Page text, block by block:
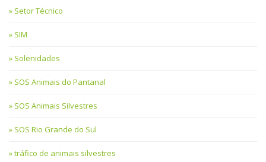
Setor Técnico
SIM
Solenidades
SOS Animais do Pantanal
SOS Animais Silvestres
SOS Rio Grande do Sul
tráfico de animais silvestres